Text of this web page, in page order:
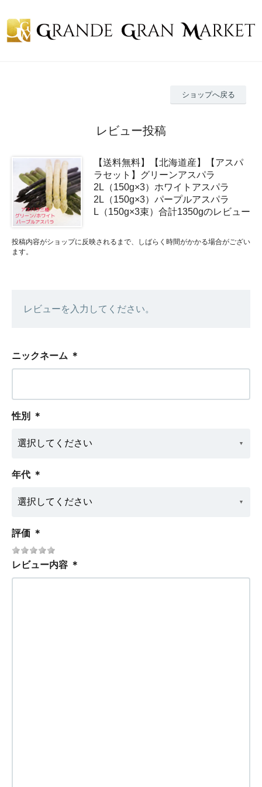
ショップへ戻る
レビュー投稿
【送料無料】【北海道産】【アスパ
ラセット】グリーンアスパラ
2L（150g×3）ホワイトアスパラ
2L（150g×3）パープルアスパラ
L（150g×3束）合計1350gのレビュー
投稿内容がショップに反映されるまで、しばらく時間がかかる場合がござい
ます。
レビューを入力してください。
ニックネーム ＊
性別 ＊
年代 ＊
評価 ＊
レビュー内容 ＊